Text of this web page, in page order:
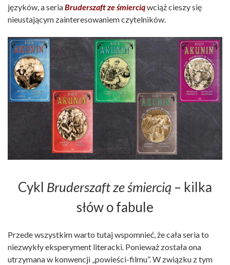
języków, a seriaBruderszaft ze śmierciąwciąż cieszy się
nieustającym zainteresowaniem czytelników.
Cykl Bruderszaft ze śmiercią – kilka
słów o fabule
Przede wszystkim warto tutaj wspomnieć, że cała seria to
niezwykły eksperyment literacki. Ponieważ została ona
utrzymana w konwencji „powieści-filmu”. W związku z tym